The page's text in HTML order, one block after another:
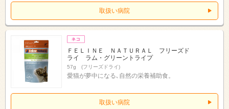
取扱い病院
ＦＥＬＩＮＥ ＮＡＴＵＲＡＬ フリーズド
ライ ラム・グリーントライプ
57g (フリーズドライ)
愛猫が夢中になる､自然の栄養補助食。
取扱い病院